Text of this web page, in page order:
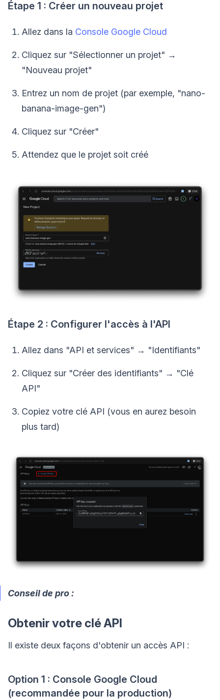
Étape 1 : Créer un nouveau projet
Allez dans la Console Google Cloud
Cliquez sur "Sélectionner un projet" →
"Nouveau projet"
Entrez un nom de projet (par exemple, "nano-
banana-image-gen")
Cliquez sur "Créer"
Attendez que le projet soit créé
Étape 2 : Configurer l'accès à l'API
Allez dans "API et services" → "Identifiants"
Cliquez sur "Créer des identifiants" → "Clé
API"
Copiez votre clé API (vous en aurez besoin
plus tard)
Conseil de pro :
Obtenir votre clé API
Il existe deux façons d'obtenir un accès API :
Option 1 : Console Google Cloud
(recommandée pour la production)